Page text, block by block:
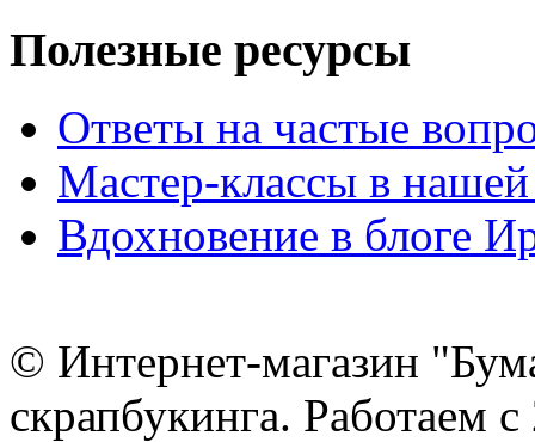
Полезные ресурсы
Ответы на частые
Мастер-классы в нашей
Вдохновение в блоге
© Интернет-магазин
скрапбукинга. Работаем с